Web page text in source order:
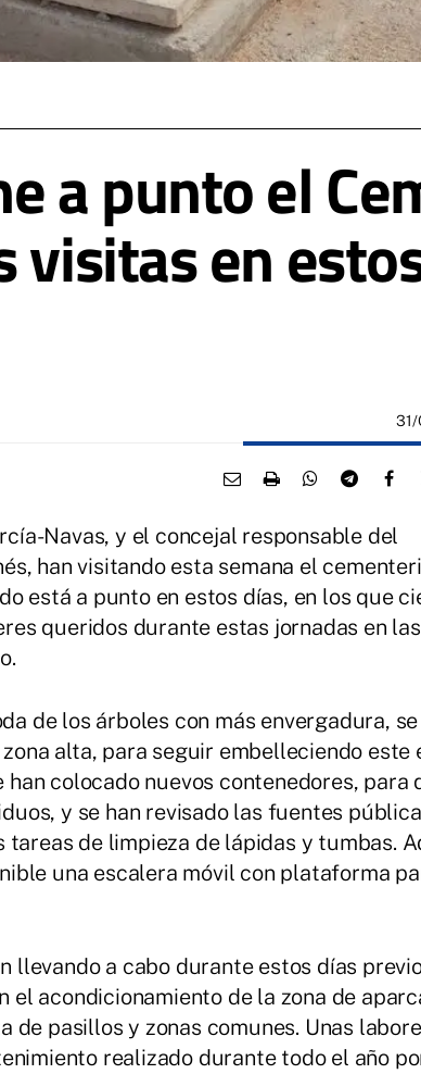
a punto el
en
31/
Navas, y el concejal responsable del
han visitando esta semana el
está a punto en estos días, en los que
queridos durante estas jornadas en
de los árboles con más envergadura,
alta, para seguir embelleciendo este
han colocado nuevos contenedores, para
y se han revisado las fuentes
de limpieza de lápidas y tumbas.
una escalera móvil con plataforma
llevando a cabo durante estos días
el acondicionamiento de la zona de
de pasillos y zonas comunes. Unas
realizado durante todo el año